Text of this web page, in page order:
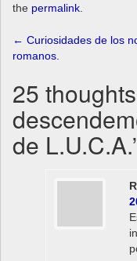
the permalink
Post
navigation
← Curiosidades de los
romanos.
25
de L.U.C.A.